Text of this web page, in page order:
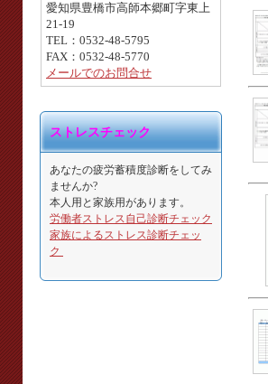
愛知県豊橋市高師本郷町字東上
21-19
TEL：0532-48-5795
FAX：0532-48-5770
メールでのお問合せ
ストレスチェック
あなたの疲労蓄積度診断をしてみ
ませんか?
本人用と家族用があります。
労働者ストレス自己診断チェック
家族によるストレス診断チェッ
ク